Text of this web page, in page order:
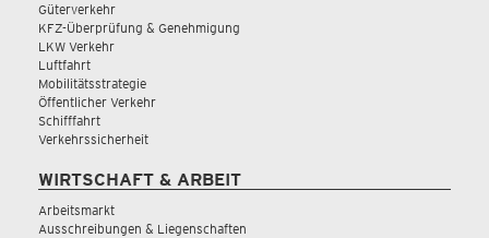
Güterverkehr
KFZ-Überprüfung & Genehmigung
LKW Verkehr
Luftfahrt
Mobilitätsstrategie
Öffentlicher Verkehr
Schifffahrt
Verkehrssicherheit
WIRTSCHAFT & ARBEIT
Arbeitsmarkt
Ausschreibungen & Liegenschaften